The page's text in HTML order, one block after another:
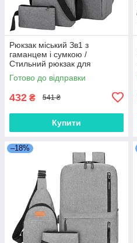
Рюкзак міський Зв1 з
гаманцем і сумкою /
Стильний рюкзак для
ноутбука з USB / Комплект
рюкзак з сумкою,гаманцем
Готово до відправки
432 ₴ 541 ₴
Купити
–18%